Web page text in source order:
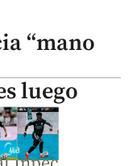
“mano
luego